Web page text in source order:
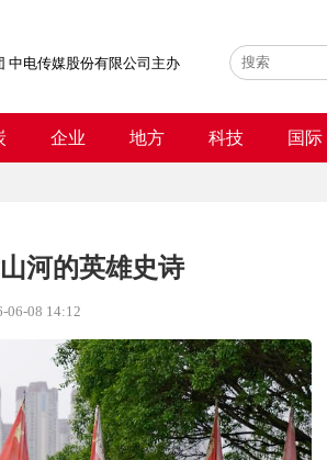
中电传媒股份有限公司主办
企业 地方 科技 国际
河的英雄史诗
06-08 14:12